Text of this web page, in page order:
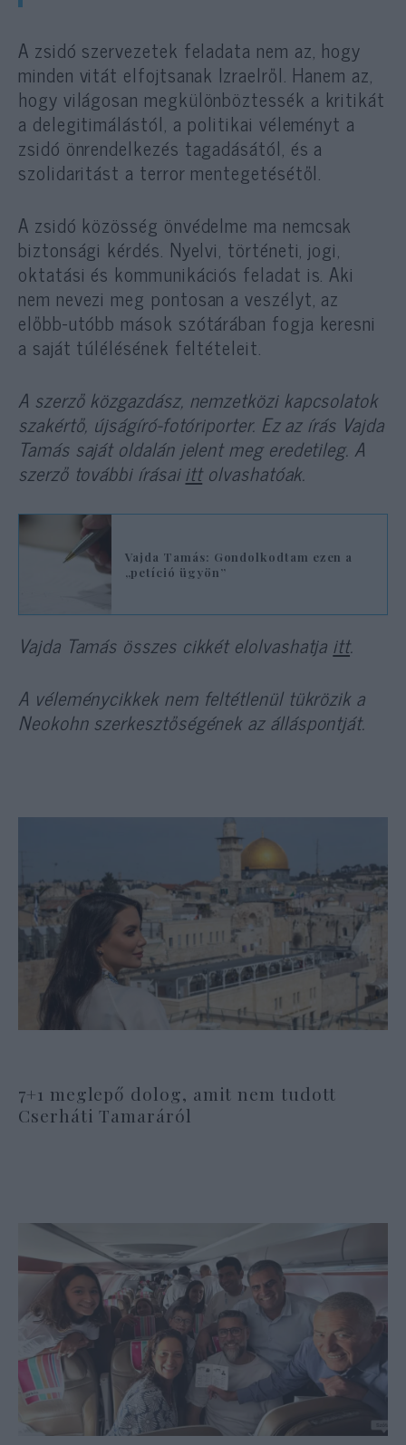
A zsidó szervezetek feladata nem az, hogy
minden vitát elfojtsanak Izraelről. Hanem az,
hogy világosan megkülönböztessék a kritikát
a delegitimálástól, a politikai véleményt a
zsidó önrendelkezés tagadásától, és a
szolidaritást a terror mentegetésétől.
A zsidó közösség önvédelme ma nemcsak
biztonsági kérdés. Nyelvi, történeti, jogi,
oktatási és kommunikációs feladat is. Aki
nem nevezi meg pontosan a veszélyt, az
előbb-utóbb mások szótárában fogja keresni
a saját túlélésének feltételeit.
A szerző közgazdász, nemzetközi kapcsolatok
szakértő, újságíró-fotóriporter. Ezaz írás Vajda
Tamás saját oldalán jelent meg eredetileg. A
szerző további írásaiittolvashatóak.
Vajda Tamás: Gondolkodtam ezen a
„petíció ügyön”
Vajda Tamás összes cikkét elolvashatja itt.
A véleménycikkek nem feltétlenül tükrözik a
Neokohn szerkesztőségének az álláspontját.
7+1 meglepő dolog, amit nem tudott
Cserháti Tamaráról